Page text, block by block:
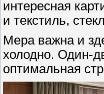
интересная
и текстиль,
Мера важна и
холодно. Один-
оптимальная